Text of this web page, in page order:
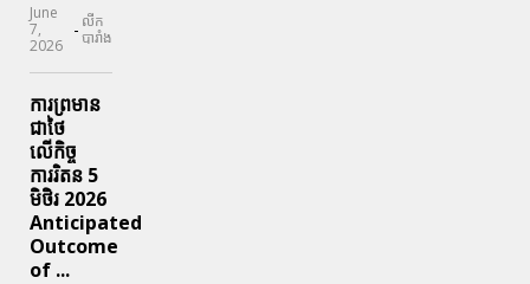
June
7,
2026
- លីក
បារាំង
ការព្រមាន
ជាថៃ
លើកិច្ច
ការរិតន 5
មិថិរ 2026
Anticipated
Outcome
of ...